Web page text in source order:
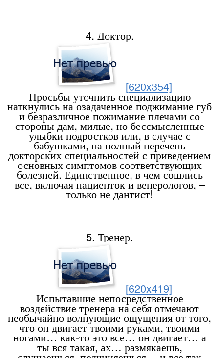
4. Доктор.
[620x354]
Просьбы уточнить специализацию
наткнулись на озадаченное поджимание губ
и безразличное пожимание плечами со
стороны дам, милые, но бессмысленные
улыбки подростков или, в случае с
бабушками, на полный перечень
докторских специальностей с приведением
основных симптомов соответствующих
болезней. Единственное, в чем сошлись
все, включая пациенток и венерологов, –
только не дантист!
5. Тренер.
[620x419]
Испытавшие непосредственное
воздействие тренера на себя отмечают
необычайно волнующие ощущения от того,
что он двигает твоими руками, твоими
ногами… как-то это все… он двигает… а
ты вся такая, ах… размякаешь,